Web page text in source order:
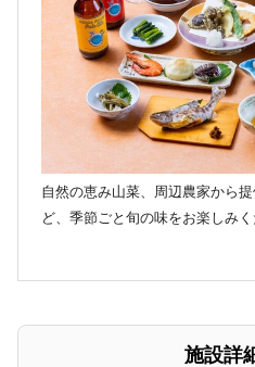
自然の恵み山菜、周辺農家から
ど、季節ごと旬の味をお楽しみく
施設詳